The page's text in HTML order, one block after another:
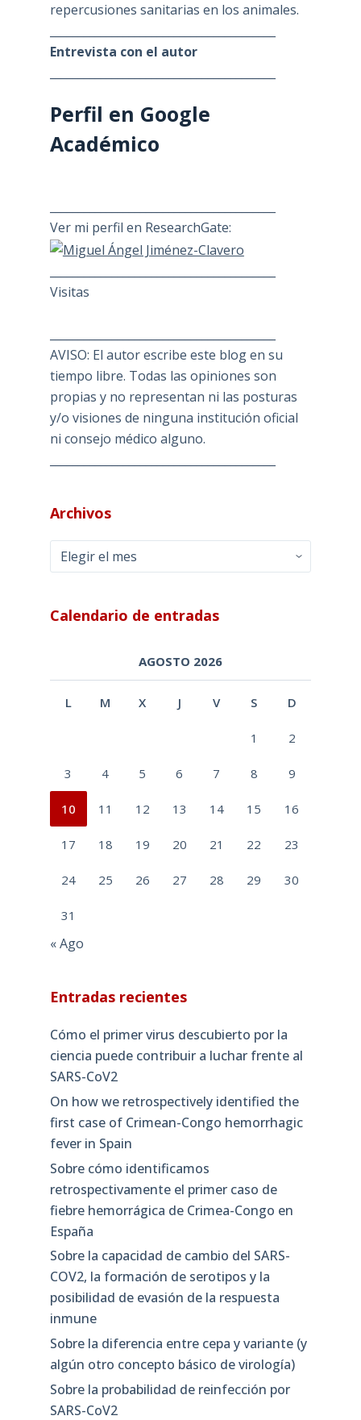
repercusiones sanitarias en los animales.
Entrevista con el autor
Perfil en Google
Académico
Ver mi perfil en ResearchGate:
Visitas
AVISO: El autor escribe este blog en su
tiempo libre. Todas las opiniones son
propias y no representan ni las posturas
y/o visiones de ninguna institución oficial
ni consejo médico alguno.
Archivos
Archivos
Calendario de entradas
AGOSTO 2026
L M X J V S D
1 2
3 4 5 6 7 8 9
10 11 12 13 14 15 16
17 18 19 20 21 22 23
24 25 26 27 28 29 30
31
« Ago
Entradas recientes
Cómo el primer virus descubierto por la
ciencia puede contribuir a luchar frente al
SARS-CoV2
On how we retrospectively identified the
first case of Crimean-Congo hemorrhagic
fever in Spain
Sobre cómo identificamos
retrospectivamente el primer caso de
fiebre hemorrágica de Crimea-Congo en
España
Sobre la capacidad de cambio del SARS-
COV2, la formación de serotipos y la
posibilidad de evasión de la respuesta
inmune
Sobre la diferencia entre cepa y variante (y
algún otro concepto básico de virología)
Sobre la probabilidad de reinfección por
SARS-CoV2